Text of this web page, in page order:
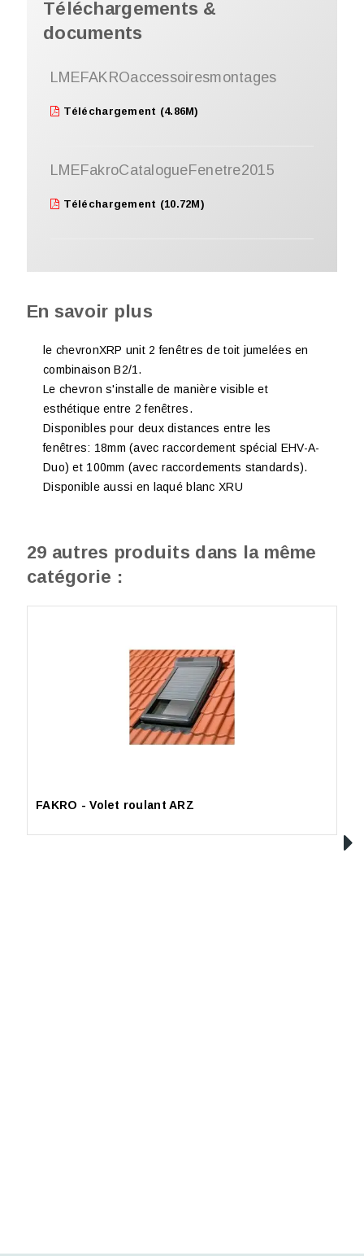
Téléchargements &
documents
LMEFAKROaccessoiresmontages
Téléchargement (4.86M)
LMEFakroCatalogueFenetre2015
Téléchargement (10.72M)
En savoir plus
le chevronXRP unit 2 fenêtres de toit jumelées en
combinaison B2/1.
Le chevron s'installe de manière visible et
esthétique entre 2 fenêtres.
Disponibles pour deux distances entre les
fenêtres: 18mm (avec raccordement spécial EHV-A-
Duo) et 100mm (avec raccordements standards).
Disponible aussi en laqué blanc XRU
29 autres produits dans la même
catégorie :
FAKRO - Volet roulant ARZ